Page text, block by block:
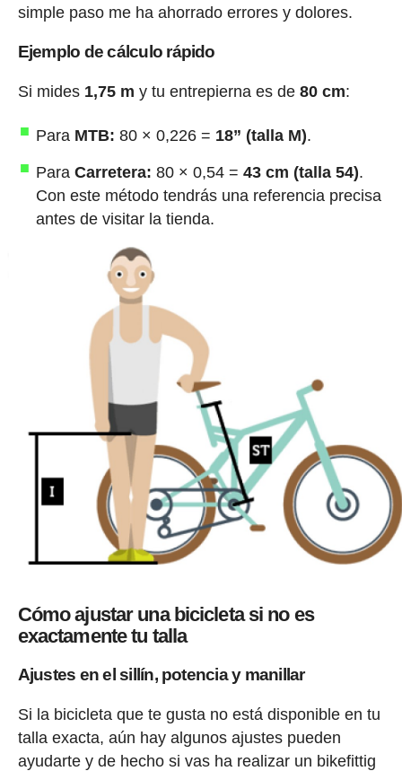
simple paso me ha ahorrado errores y dolores.
Ejemplo de cálculo rápido
Si mides 1,75 m y tu entrepierna es de 80 cm:
Para MTB: 80 × 0,226 = 18” (talla M).
Para Carretera: 80 × 0,54 = 43 cm (talla 54).
Con este método tendrás una referencia precisa
antes de visitar la tienda.
Cómo ajustar una bicicleta si no es
exactamente tu talla
Ajustes en el sillín, potencia y manillar
Si la bicicleta que te gusta no está disponible en tu
talla exacta, aún hay algunos ajustes pueden
ayudarte y de hecho si vas ha realizar un bikefittig